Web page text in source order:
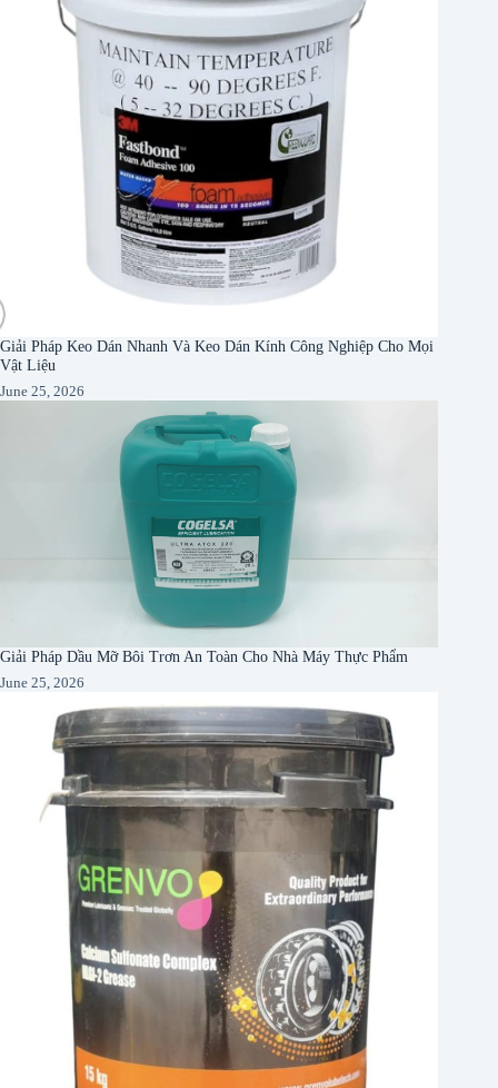
Giải Pháp Keo Dán Nhanh Và Keo Dán Kính Công Nghiệp Cho Mọi
Vật Liệu
June 25, 2026
Giải Pháp Dầu Mỡ Bôi Trơn An Toàn Cho Nhà Máy Thực Phẩm
June 25, 2026